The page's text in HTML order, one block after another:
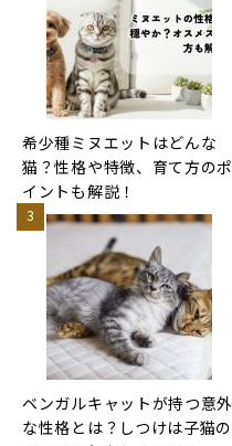
希少種ミヌエットはどんな
猫？性格や特徴、育て方のポ
イントも解説！
ベンガルキャットが持つ意外
な性格とは？しつけは子猫の